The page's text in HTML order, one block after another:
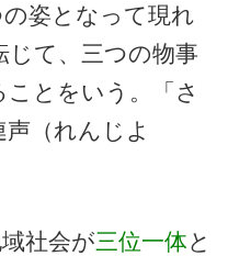
姿となって現れ
て、三つの物事
とをいう。「さ
（れんじよ
社会が三位一体と